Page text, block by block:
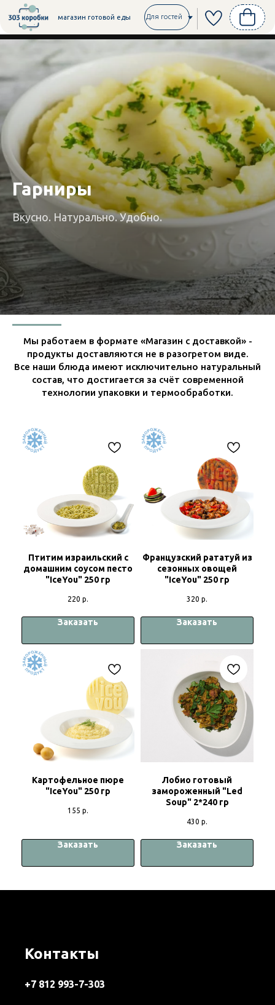
Гарниры
Вкусно. Натурально. Удобно.
Мы работаем в формате «Магазин с доставкой» -
продукты доставляются не в разогретом виде.
Все наши блюда имеют исключительно натуральный
состав, что достигается за счёт современной
технологии упаковки и термообработки.
Птитим израильский с
домашним соусом песто
"IceYou" 250 гр
220 р.
Заказать
Французский рататуй из
сезонных овощей
"IceYou" 250 гр
320 р.
Заказать
Картофельное пюре
"IceYou" 250 гр
155 р.
Заказать
Лобио готовый
замороженный "Led
Soup" 2*240 гр
430 р.
Заказать
Контакты
+7 812 993-7-303